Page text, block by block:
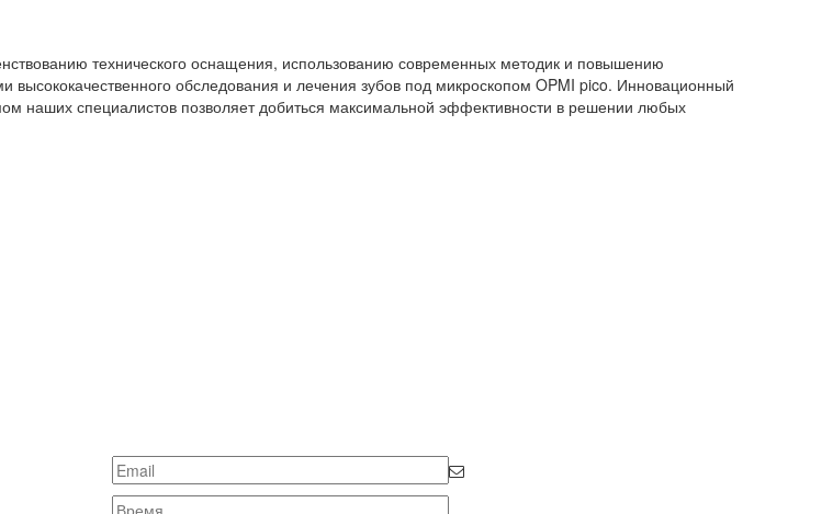
технического оснащения, использованию современных методик и повышению
высококачественного обследования и лечения зубов под микроскопом OPMI pico. Инновационный
наших специалистов позволяет добиться максимальной эффективности в решении любых